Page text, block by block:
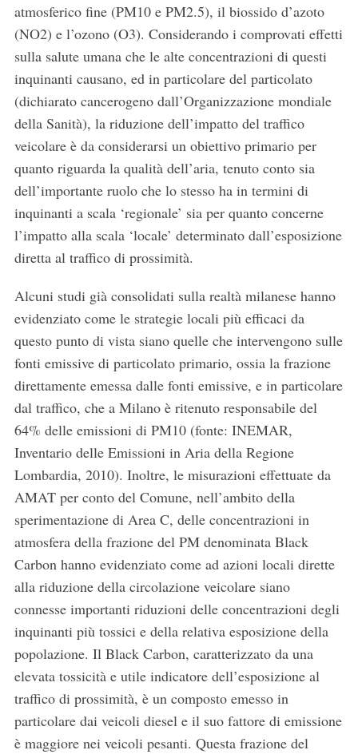
atmosferico fine (PM10 e PM2.5), il biossido d’azoto
(NO2) e l’ozono (O3). Considerando i comprovati effetti
sulla salute umana che le alte concentrazioni di questi
inquinanti causano, ed in particolare del particolato
(dichiarato cancerogeno dall’Organizzazione mondiale
della Sanità), la riduzione dell’impatto del traffico
veicolare è da considerarsi un obiettivo primario per
quanto riguarda la qualità dell’aria, tenuto conto sia
dell’importante ruolo che lo stesso ha in termini di
inquinanti a scala ‘regionale’ sia per quanto concerne
l’impatto alla scala ‘locale’ determinato dall’esposizione
diretta al traffico di prossimità.
Alcuni studi già consolidati sulla realtà milanese hanno
evidenziato come le strategie locali più efficaci da
questo punto di vista siano quelle che intervengono sulle
fonti emissive di particolato primario, ossia la frazione
direttamente emessa dalle fonti emissive, e in particolare
dal traffico, che a Milano è ritenuto responsabile del
64% delle emissioni di PM10 (fonte: INEMAR,
Inventario delle Emissioni in Aria della Regione
Lombardia, 2010). Inoltre, le misurazioni effettuate da
AMAT per conto del Comune, nell’ambito della
sperimentazione di Area C, delle concentrazioni in
atmosfera della frazione del PM denominata Black
Carbon hanno evidenziato come ad azioni locali dirette
alla riduzione della circolazione veicolare siano
connesse importanti riduzioni delle concentrazioni degli
inquinanti più tossici e della relativa esposizione della
popolazione. Il Black Carbon, caratterizzato da una
elevata tossicità e utile indicatore dell’esposizione al
traffico di prossimità, è un composto emesso in
particolare dai veicoli diesel e il suo fattore di emissione
è maggiore nei veicoli pesanti. Questa frazione del